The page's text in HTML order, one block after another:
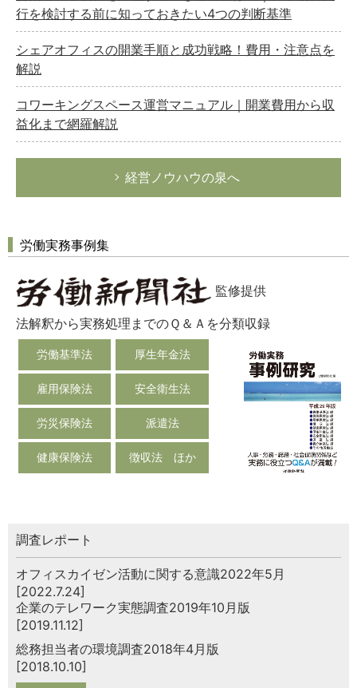
行を検討する前に知っておきたい4つの判断基準
シェアオフィスの開業手順と成功戦略！費用・注意点を
解説
コワーキングスペース運営マニュアル｜開業費用から収
益化まで網羅解説
経営ノウハウの泉へ
労働実務事例集
監修提供
法解釈から実務処理までのＱ＆Ａを分類収録
労働基準法 厚生年金法
雇用保険法 安全衛生法
労災保険法 派遣法
健康保険法 徴収法 ほか
調査レポート
オフィスカイゼン活動に関する意識2022年5月
[2022.7.24]
企業のテレワーク実態調査2019年10月版
[2019.11.12]
総務担当者の環境調査2018年4月版
[2018.10.10]